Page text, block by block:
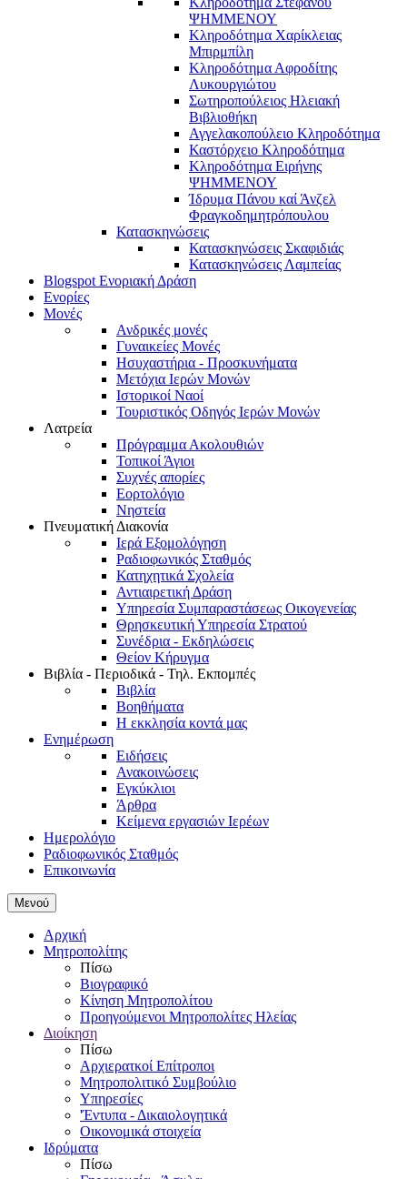
ΨΗΜΜΕΝΟΥ
Κληροδότημα Χαρίκλειας
Μπιρμπίλη
Κληροδότημα Αφροδίτης
Λυκουργιώτου
Σωτηροπούλειος Ηλειακή
Βιβλιοθήκη
Αγγελακοπούλειο Κληροδότημα
Καστόρχειο Κληροδότημα
Κληροδότημα Ειρήνης
ΨΗΜΜΕΝΟΥ
Ίδρυμα Πάνου καί Άνζελ
Φραγκοδημητρόπουλου
Κατασκηνώσεις
Κατασκηνώσεις Σκαφιδιάς
Κατασκηνώσεις Λαμπείας
Blogspot Ενοριακή Δράση
Ενορίες
Μονές
Ανδρικές μονές
Γυναικείες Μονές
Ησυχαστήρια - Προσκυνήματα
Μετόχια Ιερών Μονών
Ιστορικοί Ναοί
Τουριστικός Οδηγός Ιερών Μονών
Λατρεία
Πρόγραμμα Ακολουθιών
Τοπικοί Άγιοι
Συχνές απορίες
Εορτολόγιο
Νηστεία
Πνευματική Διακονία
Ιερά Εξομολόγηση
Ραδιοφωνικός Σταθμός
Κατηχητικά Σχολεία
Αντιαιρετική Δράση
Υπηρεσία Συμπαραστάσεως Οικογενείας
Θρησκευτική Υπηρεσία Στρατού
Συνέδρια - Εκδηλώσεις
Θείον Κήρυγμα
Βιβλία - Περιοδικά - Τηλ. Εκπομπές
Βιβλία
Βοηθήματα
Η εκκλησία κοντά μας
Ενημέρωση
Ειδήσεις
Ανακοινώσεις
Εγκύκλιοι
Άρθρα
Κείμενα εργασιών Ιερέων
Ημερολόγιο
Ραδιοφωνικός Σταθμός
Επικοινωνία
Μενού
Αρχική
Μητροπολίτης
Πίσω
Βιογραφικό
Κίνηση Μητροπολίτου
Προηγούμενοι Μητροπολίτες Ηλείας
Διοίκηση
Πίσω
Αρχιερατκοί Επίτροποι
Μητροπολιτικό Συμβούλιο
Υπηρεσίες
'Έντυπα - Δικαιολογητικά
Οικονομικά στοιχεία
Ιδρύματα
Πίσω